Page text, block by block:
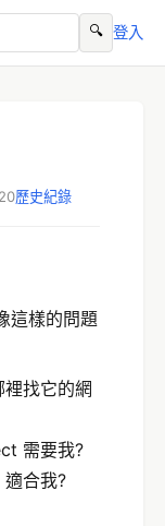
🔍 登入
歷史紀錄
這樣的問題
找它的網
需要我?
合我?